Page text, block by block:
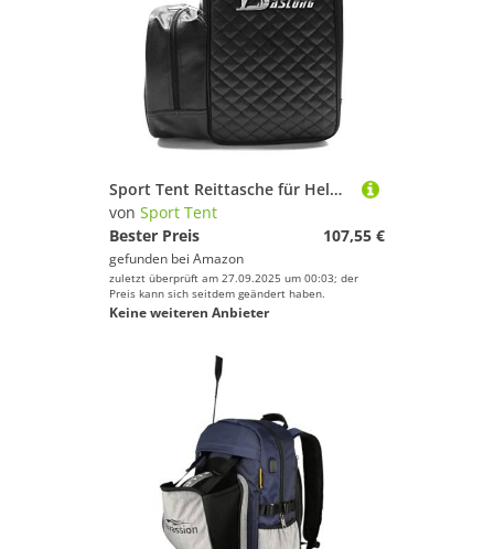
Sport Tent Reittasche für Helm und Stiefel Kombitasche Stiefeltasche Leder PU Reitstiefeltasche mit helmfach Tragetasche Groß Schwarz
von Sport Tent
Bester Preis
107,55 €
gefunden bei Amazon
zuletzt überprüft am 27.09.2025 um 00:03; der
Preis kann sich seitdem geändert haben.
Keine weiteren Anbieter